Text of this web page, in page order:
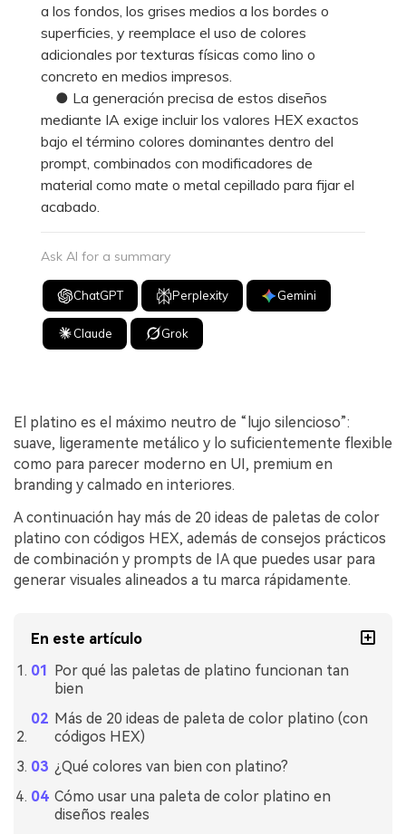
a los fondos, los grises medios a los bordes o
superficies, y reemplace el uso de colores
adicionales por texturas físicas como lino o
concreto en medios impresos.
● La generación precisa de estos diseños
mediante IA exige incluir los valores HEX exactos
bajo el término colores dominantes dentro del
prompt, combinados con modificadores de
material como mate o metal cepillado para fijar el
acabado.
Ask AI for a summary
ChatGPT Perplexity Gemini
Claude Grok
El platino es el máximo neutro de “lujo silencioso”:
suave, ligeramente metálico y lo suficientemente flexible
como para parecer moderno en UI, premium en
branding y calmado en interiores.
A continuación hay más de 20 ideas de paletas de color
platino con códigos HEX, además de consejos prácticos
de combinación y prompts de IA que puedes usar para
generar visuales alineados a tu marca rápidamente.
En este artículo
Por qué las paletas de platino funcionan tan
bien
Más de 20 ideas de paleta de color platino (con
códigos HEX)
¿Qué colores van bien con platino?
Cómo usar una paleta de color platino en
diseños reales